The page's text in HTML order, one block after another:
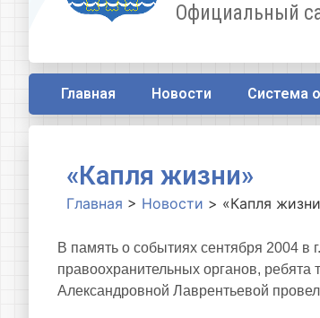
Официальный
Главная Новости Система
«Капля жизни»
Главная > Новости > «Капля
В память о событиях сентября 2004 в
правоохранительных органов, ребята
Александровной Лаврентьевой